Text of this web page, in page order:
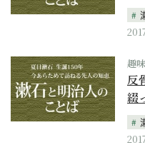
趣
反
綴